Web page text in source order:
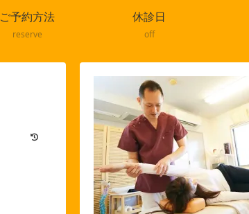
ご予約方法
reserve
休診日
off